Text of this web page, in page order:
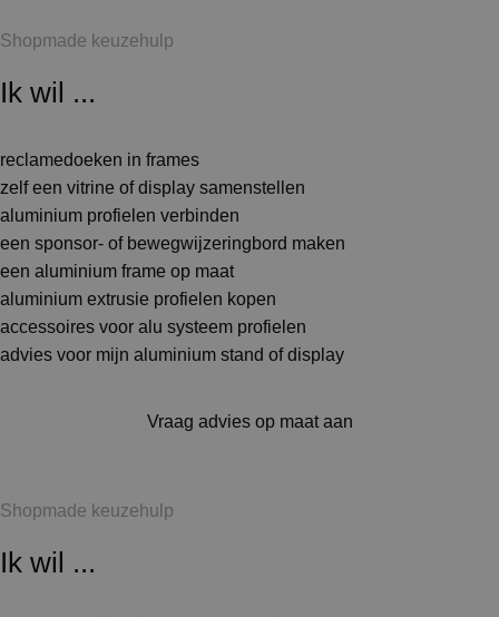
Shopmade keuzehulp
Ik wil ...
reclamedoeken in frames
zelf een vitrine of display samenstellen
aluminium profielen verbinden
een sponsor- of bewegwijzeringbord maken
een aluminium frame op maat
aluminium extrusie profielen kopen
accessoires voor alu systeem profielen
advies voor mijn aluminium stand of display
Vraag advies op maat aan
Shopmade keuzehulp
Ik wil ...